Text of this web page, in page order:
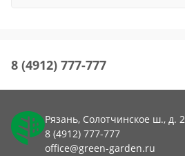
8 (4912) 777-777
Рязань, Солотчинское ш., д. 2
8 (4912) 777-777
office@green-garden.ru